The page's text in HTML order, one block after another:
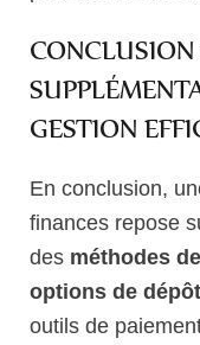
CONCLUSION
GESTION
En conclusion,
finances repose
des méthodes
options de dépôt
outils de